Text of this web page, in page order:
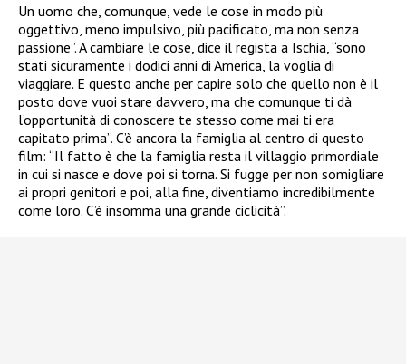
Un uomo che, comunque, vede le cose in modo più
oggettivo, meno impulsivo, più pacificato, ma non senza
passione”. A cambiare le cose, dice il regista a Ischia, “sono
stati sicuramente i dodici anni di America, la voglia di
viaggiare. E questo anche per capire solo che quello non è il
posto dove vuoi stare davvero, ma che comunque ti dà
l’opportunità di conoscere te stesso come mai ti era
capitato prima”. C’è ancora la famiglia al centro di questo
film: “Il fatto è che la famiglia resta il villaggio primordiale
in cui si nasce e dove poi si torna. Si fugge per non somigliare
ai propri genitori e poi, alla fine, diventiamo incredibilmente
come loro. C’è insomma una grande ciclicità”.